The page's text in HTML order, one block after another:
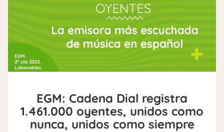
EGM: Cadena Dial registra
1.461.000 oyentes, unidos como
nunca, unidos como siempre